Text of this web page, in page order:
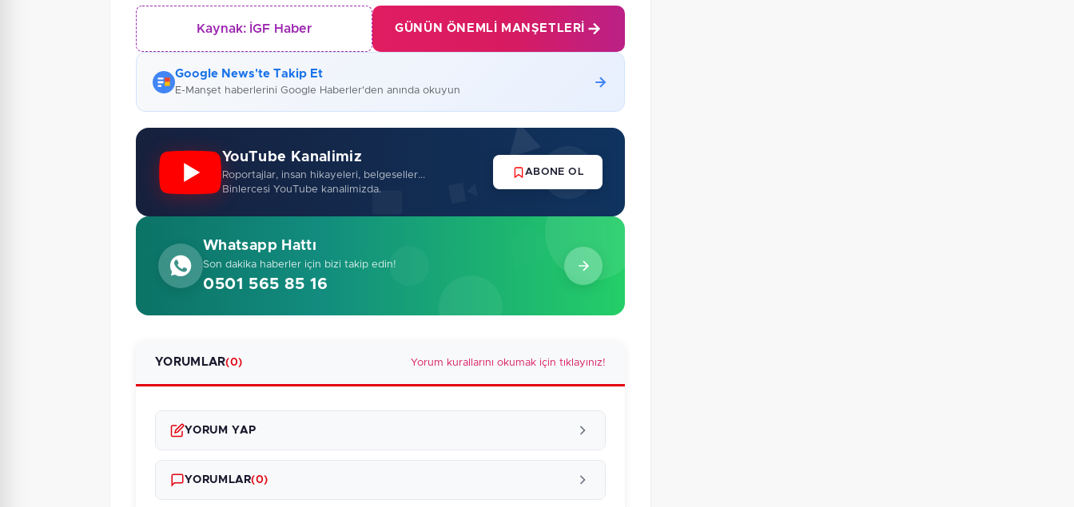
Kaynak: İGF Haber GÜNÜN ÖNEMLI MANŞETLERI
Google News'te Takip Et
E-Manşet haberlerini Google Haberler'den anında okuyun
YouTube Kanalimiz
Roportajlar, insan hikayeleri, belgeseller...
Binlercesi YouTube kanalimizda.
ABONE OL
Whatsapp Hattı
Son dakika haberler için bizi takip edin!
0501 565 85 16
YORUMLAR(0) Yorum kurallarını okumak için tıklayınız!
YORUM YAP
YORUMLAR(0)